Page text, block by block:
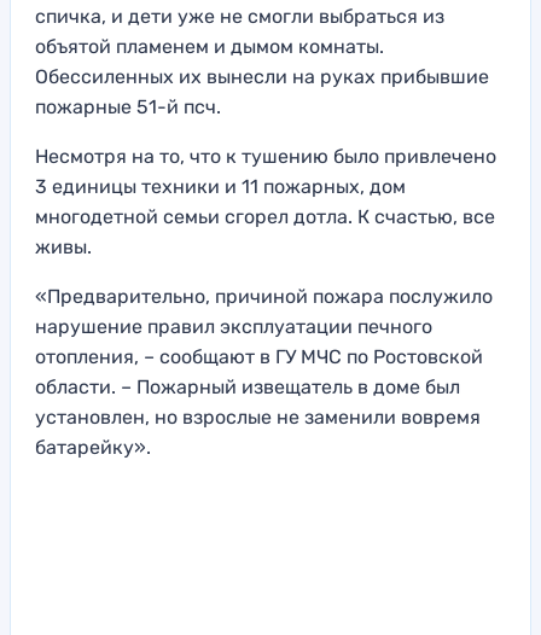
спичка, и дети уже не смогли выбраться из
объятой пламенем и дымом комнаты.
Обессиленных их вынесли на руках прибывшие
пожарные 51-й псч.
Несмотря на то, что к тушению было привлечено
3 единицы техники и 11 пожарных, дом
многодетной семьи сгорел дотла. К счастью, все
живы.
«Предварительно, причиной пожара послужило
нарушение правил эксплуатации печного
отопления, – сообщают в ГУ МЧС по Ростовской
области. – Пожарный извещатель в доме был
установлен, но взрослые не заменили вовремя
батарейку».